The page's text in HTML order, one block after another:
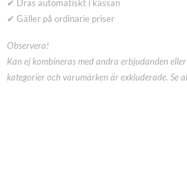
✔ Dras automatiskt i kassan
✔ Gäller på ordinarie priser
Observera!
Kan ej kombineras med andra erbjudanden
kategorier och varumärken är exkluderade. Se